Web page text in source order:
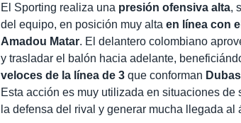
El Sporting realiza una presión ofensiva alta,
del equipo, en posición muy altaen línea con
Amadou Matar. El delantero colombiano
y trasladar el balón hacia adelante,
veloces de la línea de 3 que conforman
Esta acción es muy utilizada en situaciones
la defensa del rival y generar mucha llegada al